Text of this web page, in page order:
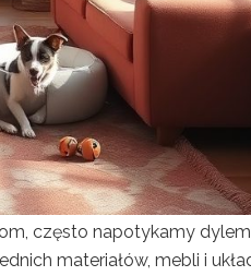
często napotykamy
materiałów, mebli i